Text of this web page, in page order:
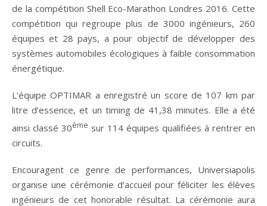
de la compétition Shell Eco-Marathon Londres 2016. Cette
compétition qui regroupe plus de 3000 ingénieurs, 260
équipes et 28 pays, a pour objectif de développer des
systèmes automobiles écologiques à faible consommation
énergétique.
L’équipe OPTIMAR a enregistré un score de 107 km par
litre d’essence, et un timing de 41,38 minutes. Elle a été
ainsi classé 30ème sur 114 équipes qualifiées à rentrer en
circuits.
Encouragent ce genre de performances, Universiapolis
organise une cérémonie d’accueil pour féliciter les élèves
ingénieurs de cet honorable résultat. La cérémonie aura